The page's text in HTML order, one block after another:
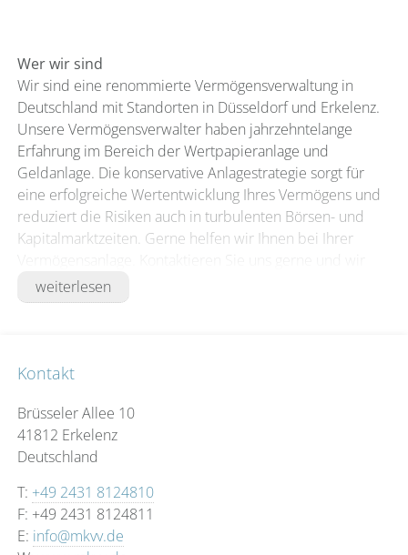
Wer wir sind
Wir sind eine renommierte Vermögensverwaltung in
Deutschland mit Standorten in Düsseldorf und Erkelenz.
Unsere Vermögensverwalter haben jahrzehntelange
Erfahrung im Bereich der Wertpapieranlage und
Geldanlage. Die konservative Anlagestrategie sorgt für
eine erfolgreiche Wertentwicklung Ihres Vermögens und
reduziert die Risiken auch in turbulenten Börsen- und
Kapitalmarktzeiten. Gerne helfen wir Ihnen bei Ihrer
führen ein kostenfreies und unverbindliches
Erstgespräch mit Ihnen.
Priorität
– Langfristige Kundenbeziehung
– Strategischer, individueller Investmentansatz
– Ausschließlich verständliche und sinnvolle
Unser Konzept | individuell fair transparent
weiterlesen
Kontakt
Brüsseler Allee 10
41812 Erkelenz
Deutschland
T: +49 2431 8124810
F: +49 2431 8124811
E: info@mkvv.de